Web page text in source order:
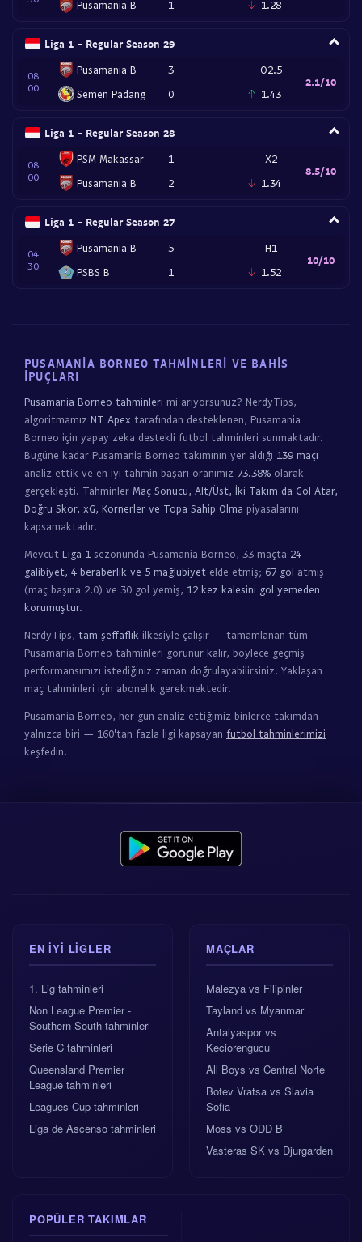
Pusamania B 1 1.28
Liga 1 - Regular Season 29
08
00
Pusamania B
Semen Padang
3
0
O2.5
1.43
2.1/10
Liga 1 - Regular Season 28
08
00
PSM Makassar
Pusamania B
1
2
X2
1.34
8.5/10
Liga 1 - Regular Season 27
04
30
Pusamania B
PSBS B
5
1
H1
1.52
10/10
PUSAMANIA BORNEO TAHMINLERI VE BAHIS
İPUÇLARI
Pusamania Borneo tahminleri mi arıyorsunuz? NerdyTips,
algoritmamız NT Apex tarafından desteklenen, Pusamania
Borneo için yapay zeka destekli futbol tahminleri sunmaktadır.
Bugüne kadar Pusamania Borneo takımının yer aldığı 139 maçı
analiz ettik ve en iyi tahmin başarı oranımız 73.38% olarak
gerçekleşti. Tahminler Maç Sonucu, Alt/Üst, İki Takım da Gol Atar,
Doğru Skor, xG, Kornerler ve Topa Sahip Olma piyasalarını
kapsamaktadır.
Mevcut Liga 1 sezonunda Pusamania Borneo, 33 maçta 24
galibiyet, 4 beraberlik ve 5 mağlubiyet elde etmiş; 67 gol atmış
(maç başına 2.0) ve 30 gol yemiş, 12 kez kalesini gol yemeden
korumuştur.
NerdyTips, tam şeffaflık ilkesiyle çalışır — tamamlanan tüm
Pusamania Borneo tahminleri görünür kalır, böylece geçmiş
performansımızı istediğiniz zaman doğrulayabilirsiniz. Yaklaşan
maç tahminleri için abonelik gerekmektedir.
Pusamania Borneo, her gün analiz ettiğimiz binlerce takımdan
yalnızca biri — 160'tan fazla ligi kapsayan futbol tahminlerimizi
keşfedin.
EN IYI LIGLER
1. Lig tahminleri
Non League Premier -
Southern South tahminleri
Serie C tahminleri
Queensland Premier
League tahminleri
Leagues Cup tahminleri
Liga de Ascenso tahminleri
MAÇLAR
Malezya vs Filipinler
Tayland vs Myanmar
Antalyaspor vs
Keciorengucu
All Boys vs Central Norte
Botev Vratsa vs Slavia
Sofia
Moss vs ODD B
Vasteras SK vs Djurgarden
POPÜLER TAKIMLAR